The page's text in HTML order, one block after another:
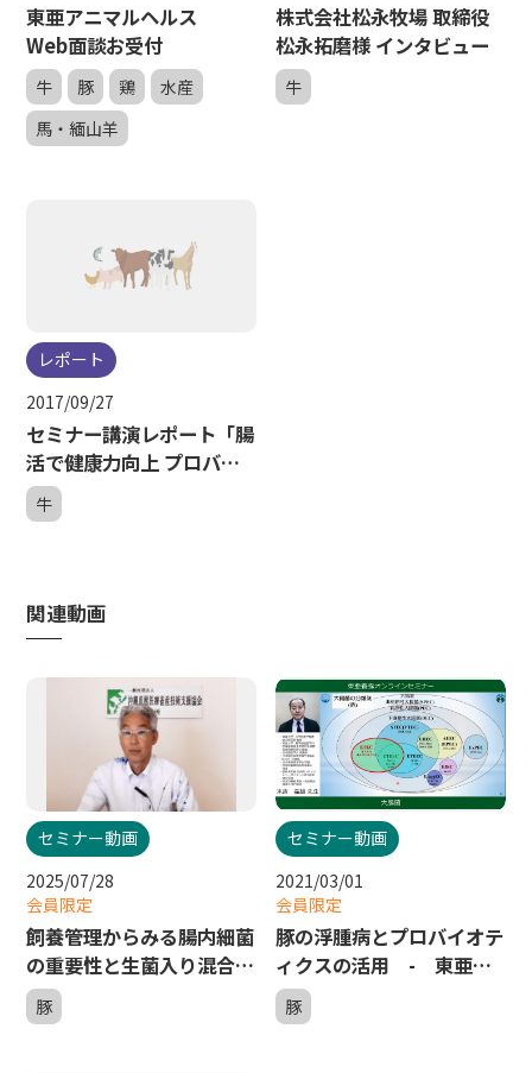
東亜アニマルヘルス
Web面談お受付
牛 豚 鶏
水産
馬・緬山羊
株式会社松永牧場 取締役
松永拓磨様 インタビュー
牛
レポート
2017/09/27
セミナー講演レポート「腸
活で健康力向上 プロバイ
オティクスの活用 －生菌
剤で経営力アップ－」
牛
関連動画
セミナー動画
2025/07/28
会員限定
飼養管理からみる腸内細菌
の重要性と生菌入り混合飼
料の活用事例 - 東亜養
豚オンラインセミナー５
豚
セミナー動画
2021/03/01
会員限定
豚の浮腫病とプロバイオテ
ィクスの活用 - 東亜養
豚オンラインセミナー２
豚